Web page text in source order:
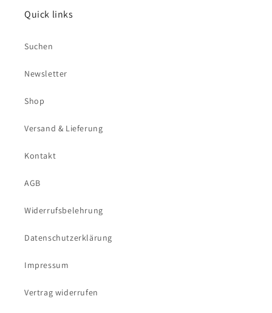
Quick links
Suchen
Newsletter
Shop
Versand & Lieferung
Kontakt
AGB
Widerrufsbelehrung
Datenschutzerklärung
Impressum
Vertrag widerrufen